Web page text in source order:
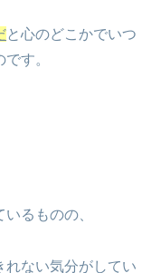
と心のどこかでいつ
す。
るものの、
れない気分がしてい